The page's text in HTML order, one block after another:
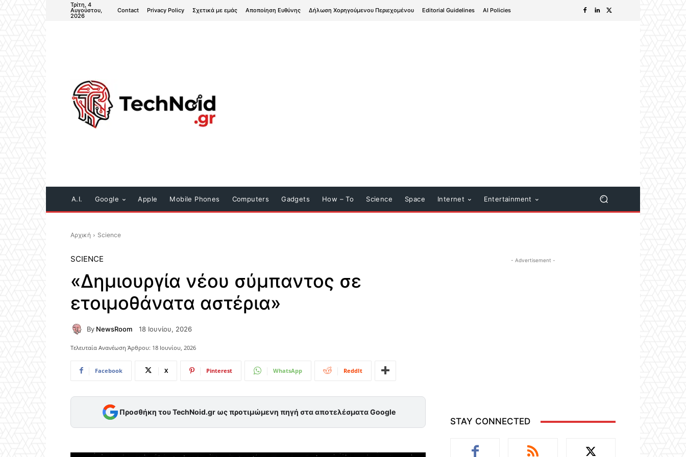
Τρίτη, 4
Αυγούστου,
2026
Contact Privacy Policy Σχετικά με εμάς Αποποίηση Ευθύνης Δήλωση Χορηγούμενου Περιεχομένου Editorial Guidelines AI Policies
A.I. Google Apple Mobile Phones Computers Gadgets How – To Science Space Internet Entertainment
Αρχική Science
SCIENCE
«Δημιουργία νέου σύμπαντος σε
ετοιμοθάνατα αστέρια»
By NewsRoom 18 Ιουνίου, 2026
Τελευταία Ανανέωση Άρθρου: 18 Ιουνίου, 2026
Facebook X Pinterest WhatsApp ReddIt
Προσθήκη του TechNoid.gr ως προτιμώμενη πηγή στα αποτελέσματα Google
- Advertisement -
STAY CONNECTED